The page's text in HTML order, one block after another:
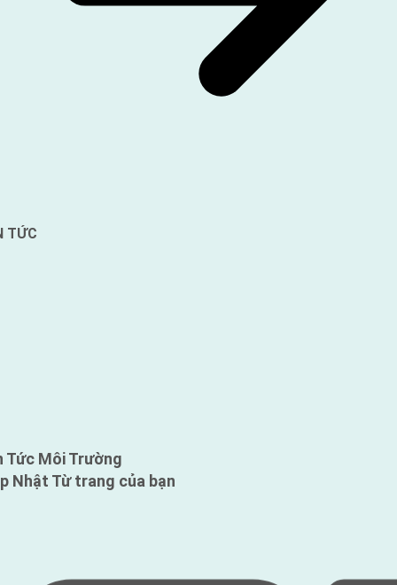
TỨC
Tức Môi Trường
Nhật Từ trang của bạn